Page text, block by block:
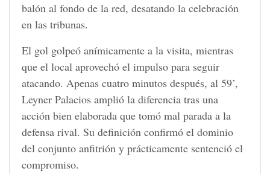
balón al fondo de la red, desatando la celebración
en las tribunas.
El gol golpeó anímicamente a la visita, mientras
que el local aprovechó el impulso para seguir
atacando. Apenas cuatro minutos después, al 59’,
Leyner Palacios amplió la diferencia tras una
acción bien elaborada que tomó mal parada a la
defensa rival. Su definición confirmó el dominio
del conjunto anfitrión y prácticamente sentenció el
compromiso.